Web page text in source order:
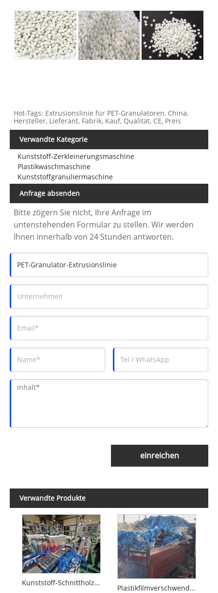
Hot-Tags: Extrusionslinie für PET-Granulatoren, China,
Hersteller, Lieferant, Fabrik, Kauf, Qualität, CE, Preis
Verwandte Kategorie
Kunststoff-Zerkleinerungsmaschine
Plastikwaschmaschine
Kunststoffgranuliermaschine
Anfrage absenden
Bitte zögern Sie nicht, Ihre Anfrage im
untenstehenden Formular zu stellen. Wir werden
Ihnen innerhalb von 24 Stunden antworten.
einreichen
Verwandte Produkte
Kunststoff-Schnittholzextruder
Plastikfilmverschwendung Recyclingmaschine Herstellung von Plastiktank